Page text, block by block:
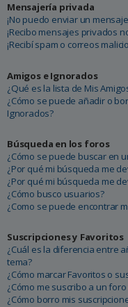
Mensajería privada
¡No puedo enviar un
¡Recibo mensajes privados
¡Recibí spam o correos
Amigos e Ignorados
¿Qué es la lista de Mis
¿Cómo se puede añadir o
Ignorados?
Búsqueda en los foros
¿Cómo se puede buscar en
¿Por qué mi búsqueda me
¿Por qué mi búsqueda me
¿Cómo busco usuarios?
¿Como se puede encontrar
Suscripciones y Favoritos
¿Cuál es la diferencia entre
tema?
¿Cómo marcar Favoritos o
¿Cómo me suscribo a un
¿Cómo borro mis